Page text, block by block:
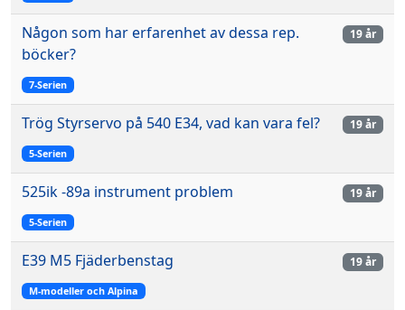
Någon som har erfarenhet av dessa rep.
böcker?
7-Serien
19 år
Trög Styrservo på 540 E34, vad kan vara fel?
5-Serien
19 år
525ik -89a instrument problem
5-Serien
19 år
E39 M5 Fjäderbenstag
M-modeller och Alpina
19 år